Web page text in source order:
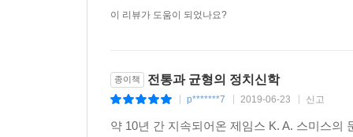
- 이승구 (합동신학대학원대학교 조직신학 교수)
제시한 예전적 문화신학이 공적 영역에 어떤
결과는 우리 시대의 복잡한 현실에 주의를 기울
독자까지도 향후 수십 년 동안 이 책을 필독서로 꼽
이 리뷰가 도움이 되었나요?
종이책 전통과 균형의 정치신학
p*******7 2019-06-23 신고
약 10년 간 지속되어온 제임스 K. A. 스미스